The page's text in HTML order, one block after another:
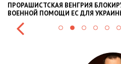
ПРОРАШИСТСКАЯ ВЕНГРИЯ
ВОЕННОЙ ПОМОЩИ ЕС ДЛЯ